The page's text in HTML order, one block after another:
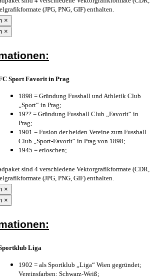
(JPG, PNG, GIF) enthalten.
×
×
Sport Favorit in Prag
1898 = Gründung Fussball und Athletik Club
„Sport“ in Prag;
19?? = Gründung Fussball Club „Favorit“ in
Prag;
1901 = Fusion der beiden Vereine zum Fussball
Club „Sport-Favorit“ in Prag von 1898;
1945 = erloschen;
sind 4 verschiedene Vektorgrafikformate (CDR,
(JPG, PNG, GIF) enthalten.
×
×
Liga
1902 = als Sportklub „Liga“ Wien gegründet;
Vereinsfarben: Schwarz-Weiß;